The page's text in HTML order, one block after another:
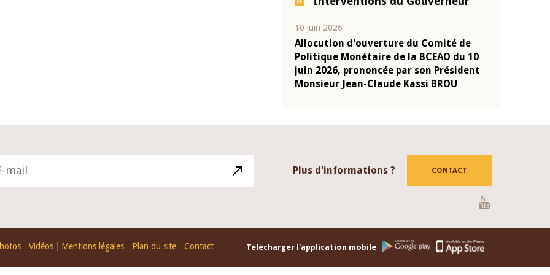
04 mars 2026
Allocution d'ouverture du Comité de
Politique Monétaire de la BCEAO du 4
mars 2026, prononcée par son Président
Monsieur Jean-Claude Kassi BROU
Plus d'informations ? CONTACT
Vidéos Mentions légales Plan du site Contact Télécharger l'application mobile